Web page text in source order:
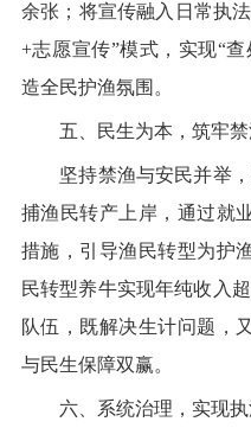
余张；将宣传融入日常执
+志愿宣传”模式，实现“查
造全民护渔氛围。
五、民生为本，筑牢
坚持禁渔与安民并举
捕渔民转产上岸，通过就
措施，引导渔民转型为护
民转型养牛实现年纯收入超
队伍，既解决生计问题，
与民生保障双赢。
六、系统治理，实现